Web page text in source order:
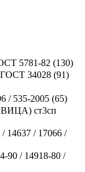
5781-82 (130)
ГОСТ 34028 (91)
/ 535-2005 (65)
ст3сп
14637 / 17066 /
90 / 14918-80 /